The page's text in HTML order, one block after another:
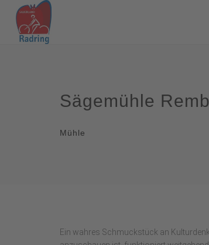
Sägemühle
Mühle
Ein wahres Schmuckstück an